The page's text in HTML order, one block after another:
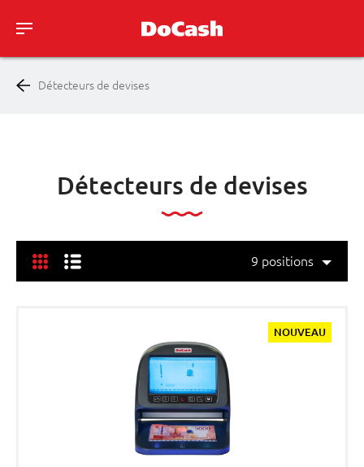
Détecteurs de devises
Détecteurs de devises
9 positions
36 positions